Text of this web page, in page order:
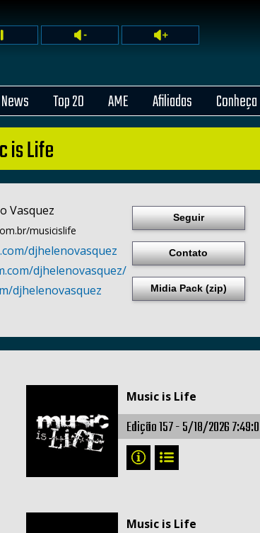
News Top 20 AME Afiliadas Conheça
is Life
Vasquez
musicislife
djhelenovasquez
djhelenovasquez/
djhelenovasquez
Seguir
Contato
Midia Pack (zip)
Music is Life
Edição 157 -5/18/2026 7:49:0
Music is Life